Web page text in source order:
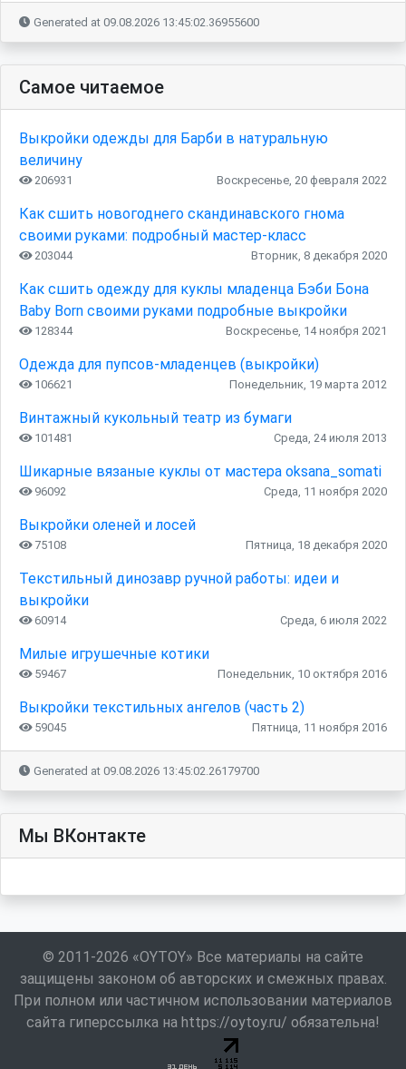
Generated at 09.08.2026 13:45:02.36955600
Самое читаемое
Выкройки одежды для Барби в натуральную
величину
206931 Воскресенье, 20 февраля 2022
Как сшить новогоднего скандинавского гнома
своими руками: подробный мастер-класс
203044 Вторник, 8 декабря 2020
Как сшить одежду для куклы младенца Бэби Бона
Baby Born своими руками подробные выкройки
128344 Воскресенье, 14 ноября 2021
Одежда для пупсов-младенцев (выкройки)
106621 Понедельник, 19 марта 2012
Винтажный кукольный театр из бумаги
101481 Среда, 24 июля 2013
Шикарные вязаные куклы от мастера oksana_somati
96092 Среда, 11 ноября 2020
Выкройки оленей и лосей
75108 Пятница, 18 декабря 2020
Текстильный динозавр ручной работы: идеи и
выкройки
60914 Среда, 6 июля 2022
Милые игрушечные котики
59467 Понедельник, 10 октября 2016
Выкройки текстильных ангелов (часть 2)
59045 Пятница, 11 ноября 2016
Generated at 09.08.2026 13:45:02.26179700
Мы ВКонтакте
© 2011-2026 «OYTOY» Все материалы на сайте
защищены законом об авторских и смежных правах.
При полном или частичном использовании материалов
сайта гиперссылка на https://oytoy.ru/ обязательна!